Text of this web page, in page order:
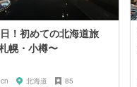
！初めての北海道旅
幌・小樽〜
北海道 85